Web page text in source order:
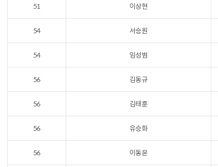
51 이상현
54 서승원
54 임성범
56 김동규
56 김태훈
56 유승화
56 이동윤